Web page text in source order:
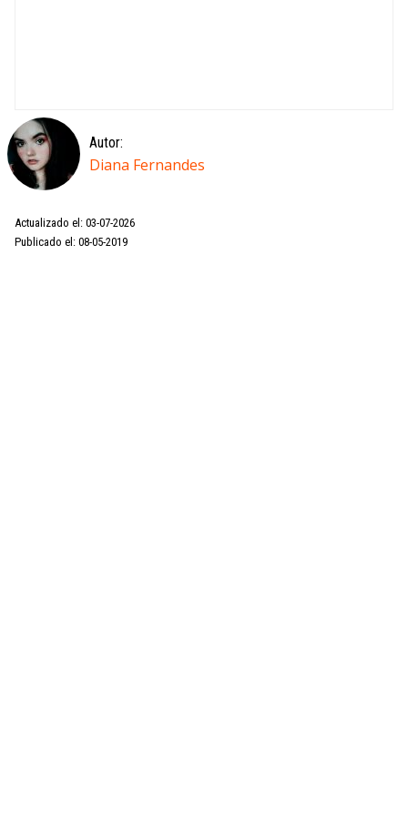
Autor:
Diana Fernandes
Actualizado el: 03-07-2026
Publicado el: 08-05-2019